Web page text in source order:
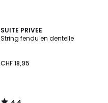
SUITE PRIVEE
String fendu en dentelle
CHF 18,95
4,4
/ 5